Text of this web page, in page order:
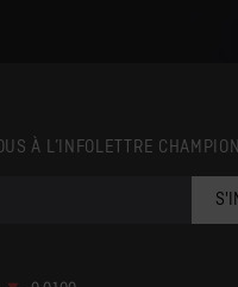
À L’INFOLETTRE